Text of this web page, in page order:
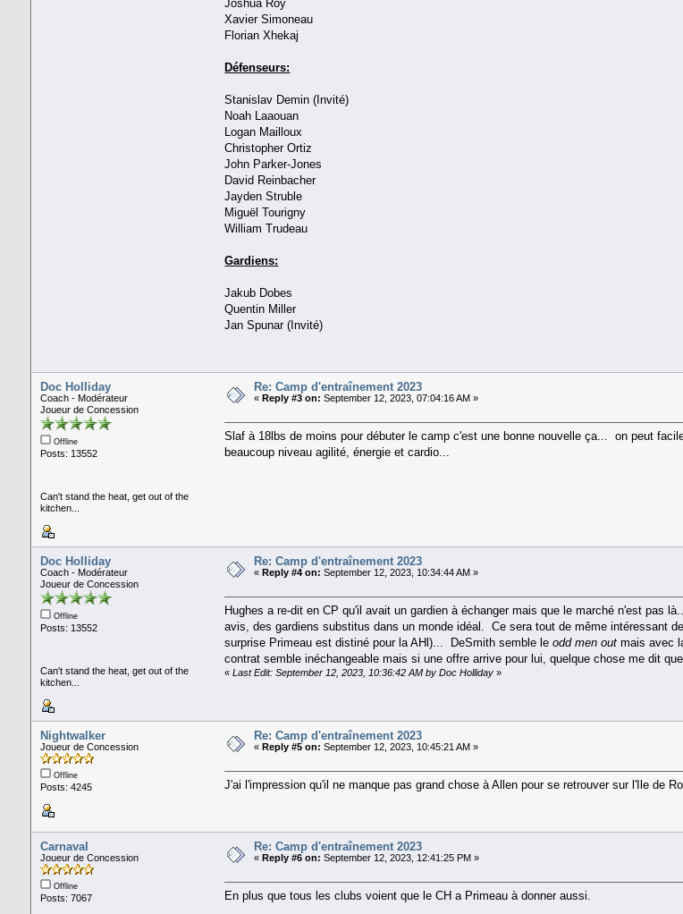
Joshua Roy
Xavier Simoneau
Florian Xhekaj
Défenseurs:
Stanislav Demin (Invité)
Noah Laaouan
Logan Mailloux
Christopher Ortiz
John Parker-Jones
David Reinbacher
Jayden Struble
Miguël Tourigny
William Trudeau
Gardiens:
Jakub Dobes
Quentin Miller
Jan Spunar (Invité)
Doc Holliday
Coach - Modérateur
Joueur de Concession
Offline
Posts: 13552
Can't stand the heat, get out of the
kitchen...
Re: Camp d'entraînement 2023
« Reply #3 on: September 12, 2023, 07:04:16 AM »
Slaf à 18lbs de moins pour débuter le camp c'est une bonne nouvelle ça... on peut
beaucoup niveau agilité, énergie et cardio...
Doc Holliday
Coach - Modérateur
Joueur de Concession
Offline
Posts: 13552
Can't stand the heat, get out of the
kitchen...
Re: Camp d'entraînement 2023
« Reply #4 on: September 12, 2023, 10:34:44 AM »
Hughes a re-dit en CP qu'il avait un gardien à échanger mais que le marché n'est pas
avis, des gardiens substitus dans un monde idéal. Ce sera tout de même intéressant
surprise Primeau est distiné pour la AHl)... DeSmith semble leodd men outmais avec
contrat semble inéchangeable mais si une offre arrive pour lui, quelque chose me dit
«Last Edit: September 12, 2023, 10:36:42 AM by Doc Holliday »
Nightwalker
Joueur de Concession
Offline
Posts: 4245
Re: Camp d'entraînement 2023
« Reply #5 on: September 12, 2023, 10:45:21 AM »
J'ai l'impression qu'il ne manque pas grand chose à Allen pour se retrouver sur l'Ile de
Carnaval
Joueur de Concession
Offline
Posts: 7067
Re: Camp d'entraînement 2023
« Reply #6 on: September 12, 2023, 12:41:25 PM »
En plus que tous les clubs voient que le CH a Primeau à donner aussi.